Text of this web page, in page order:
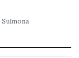
Sulmona